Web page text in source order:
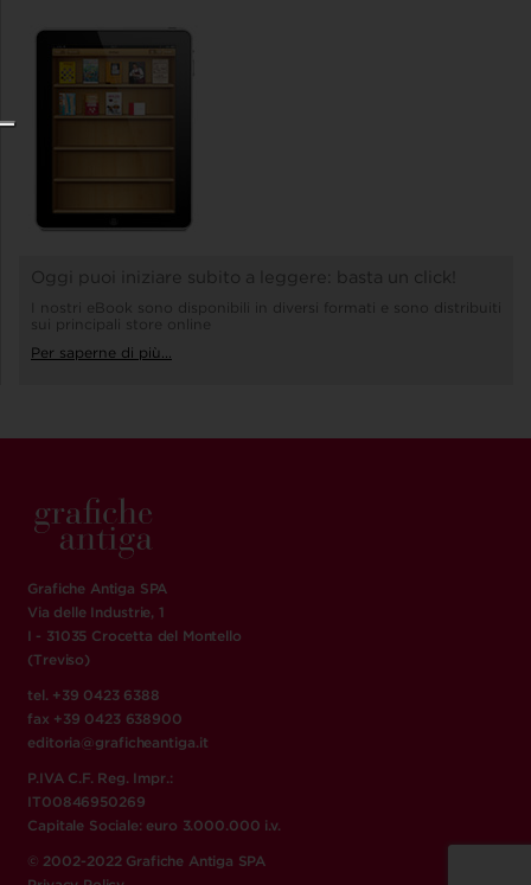
Oggi puoi iniziare subito a leggere: basta un click!
I nostri eBook sono disponibili in diversi formati e sono distribuiti
sui principali store online
Per saperne di più...
Grafiche Antiga SPA
Via delle Industrie, 1
I - 31035 Crocetta del Montello
(Treviso)
tel. +39 0423 6388
fax +39 0423 638900
editoria@graficheantiga.it
P.IVA C.F. Reg. Impr.:
IT00846950269
Capitale Sociale: euro 3.000.000 i.v.
© 2002-2022 Grafiche Antiga SPA